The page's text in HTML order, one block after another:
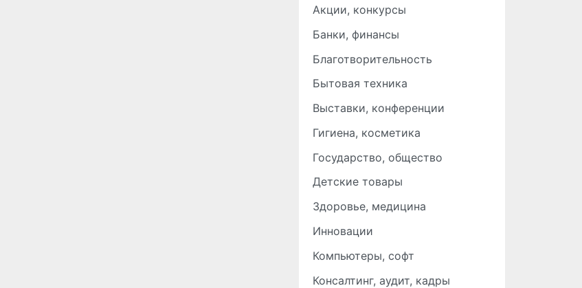
Акции, конкурсы
Банки, финансы
Благотворительность
Бытовая техника
Выставки, конференции
Гигиена, косметика
Государство, общество
Детские товары
Здоровье, медицина
Инновации
Компьютеры, софт
Консалтинг, аудит, кадры